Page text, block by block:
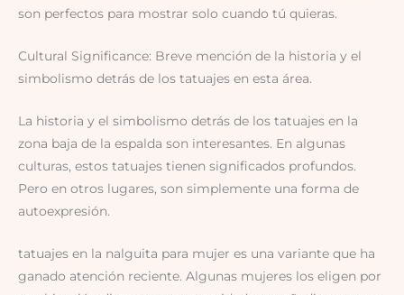
son perfectos para mostrar solo cuando tú quieras.
Cultural Significance: Breve mención de la historia y el
simbolismo detrás de los tatuajes en esta área.
La historia y el simbolismo detrás de los tatuajes en la
zona baja de la espalda son interesantes. En algunas
culturas, estos tatuajes tienen significados profundos.
Pero en otros lugares, son simplemente una forma de
autoexpresión.
tatuajes en la nalguita para mujer es una variante que ha
ganado atención reciente. Algunas mujeres los eligen por